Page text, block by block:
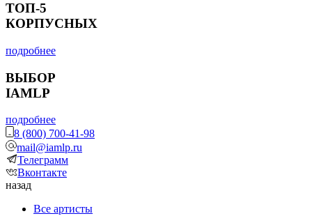
ТОП-5
КОРПУСНЫХ
подробнее
ВЫБОР
IAMLP
подробнее
8 (800) 700-41-98
mail@iamlp.ru
Телеграмм
Вконтакте
назад
Все артисты